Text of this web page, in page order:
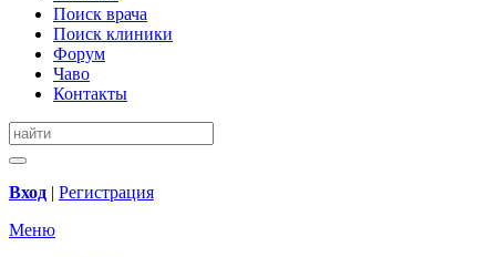
Поиск врача
Поиск клиники
Форум
Чаво
Контакты
Вход | Регистрация
Меню